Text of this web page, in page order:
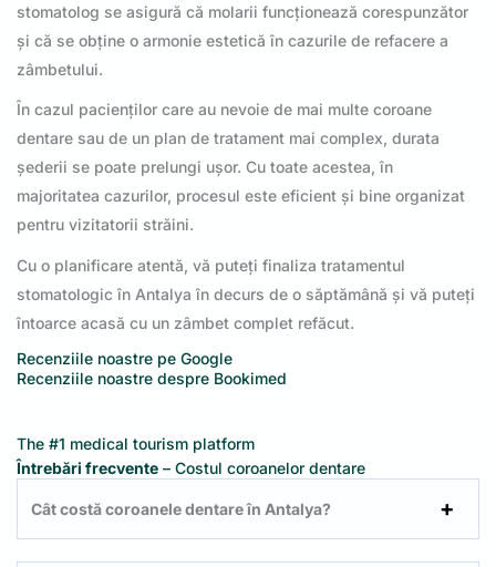
stomatolog se asigură că molarii funcționează corespunzător
și că se obține o armonie estetică în cazurile de refacere a
zâmbetului.
În cazul pacienților care au nevoie de mai multe coroane
dentare sau de un plan de tratament mai complex, durata
șederii se poate prelungi ușor. Cu toate acestea, în
majoritatea cazurilor, procesul este eficient și bine organizat
pentru vizitatorii străini.
Cu o planificare atentă, vă puteți finaliza tratamentul
stomatologic în Antalya în decurs de o săptămână și vă puteți
întoarce acasă cu un zâmbet complet refăcut.
Recenziile noastre pe Google
Recenziile noastre despre Bookimed
The #1 medical tourism platform
Întrebări frecvente – Costul coroanelor dentare
Cât costă coroanele dentare în Antalya?